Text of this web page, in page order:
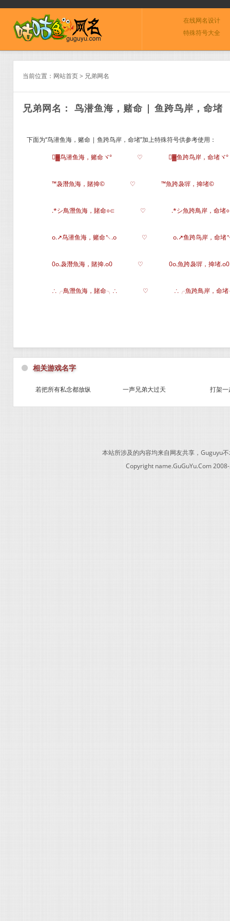
在线网名设计
特殊符号大全
当前位置： 网站首页> 兄弟网名
兄弟网名： 鸟潜鱼海，赌命 | 鱼跨鸟岸，命堵
下面为“鸟潜鱼海，赌命 | 鱼跨鸟岸，命堵”加上特殊符号供参考使用：
▓鸟潜鱼海，赌命ヾ°
♡ ▓鱼跨鸟岸，命堵ヾ°
™袅潛魚海，賭掵© ♡ ™魚跨袅堓，掵堵©
.*シ鳥潛魚海，賭命○∈ ♡ .*シ魚跨鳥岸，命堵
o.↗鸟潜鱼海，赌命↖.o ♡ o.↗鱼跨鸟岸，命堵
0o.袅潛魚海，賭掵.o0 ♡ 0o.魚跨袅堓，掵堵.o0
∴╭鳥潛魚海，賭命╮∴ ♡ ∴╭魚跨鳥岸，命
⚫ 相关游戏名字
若把所有私念都放纵 一声兄弟大过天 打架一
本站所涉及的内容均来自网友共享，Guguyu
Copyright name.GuGuYu.Com